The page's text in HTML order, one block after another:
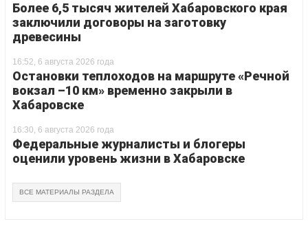
Более 6,5 тысяч жителей Хабаровского края
заключили договоры на заготовку
древесины
16:52, 6 августа 2026 года
Остановки теплоходов на маршруте «Речной
вокзал –10 км» временно закрыли в
Хабаровске
16:30, 6 августа 2026 года
Федеральные журналисты и блогеры
оценили уровень жизни в Хабаровске
ВСЕ МАТЕРИАЛЫ РАЗДЕЛА